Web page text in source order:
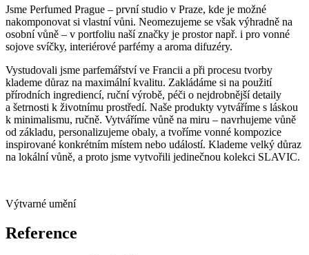
Jsme Perfumed Prague – první studio v Praze, kde je možné
nakomponovat si vlastní vůni. Neomezujeme se však výhradně na
osobní vůně – v portfoliu naší značky je prostor např. i pro vonné
sojove svíčky, interiérové parfémy a aroma difuzéry.
Vystudovali jsme parfemářství ve Francii a při procesu tvorby
klademe důraz na maximální kvalitu. Zakládáme si na použití
přírodních ingrediencí, ruční výrobě, péči o nejdrobnější detaily
a šetrnosti k životnímu prostředí. Naše produkty vytváříme s láskou
k minimalismu, ručně. Vytváříme vůně na miru – navrhujeme vůně
od základu, personalizujeme obaly, a tvoříme vonné kompozice
inspirované konkrétním místem nebo událostí. Klademe velký důraz
na lokální vůně, a proto jsme vytvořili jedinečnou kolekci SLAVIC.
Výtvarné umění
Reference